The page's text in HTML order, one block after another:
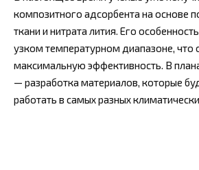
композитного адсорбента на основе
ткани и нитрата лития. Его
узком температурном диапазоне, что
максимальную эффективность. В
— разработка материалов, которые
работать в самых разных